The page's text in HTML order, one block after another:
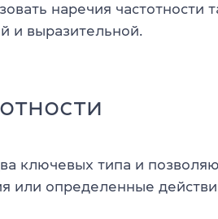
наречия частотности
и выразительной.
ключевых типа и
или определенные